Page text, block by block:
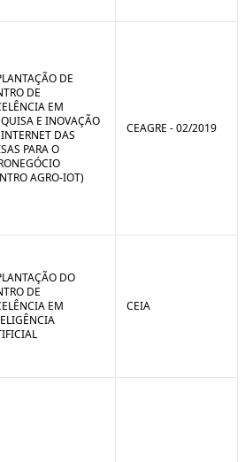
DE
DE
EM
E INOVAÇÃO
DAS
PARA O
AGRO-IOT)
CEAGRE - 02/2019
DO
DE
EM
CEIA